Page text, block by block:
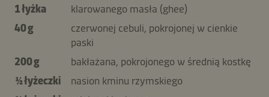
1 łyżka
klarowanego masła (ghee)
40 g
czerwonej cebuli, pokrojonej w cienkie
paski
200 g
bakłażana, pokrojonego w średnią kostkę
½ łyżeczki
nasion kminu rzymskiego